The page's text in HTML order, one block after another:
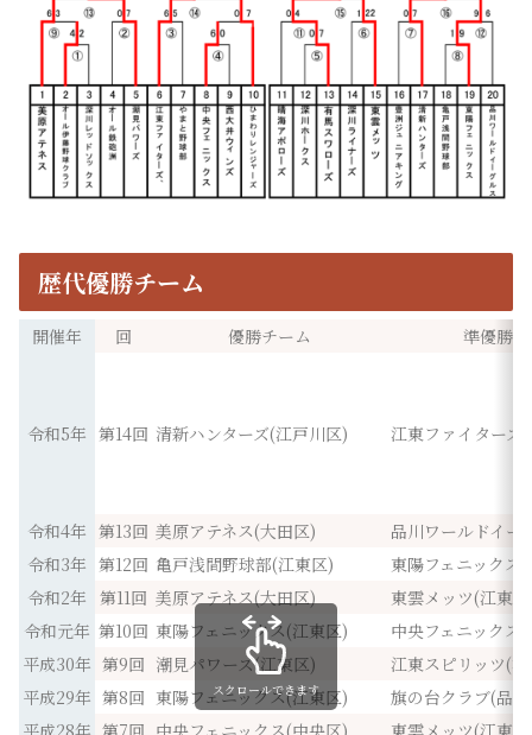
歴代優勝チーム
開催年 回 優勝チーム 準優勝
令和5年 第14回 清新ハンターズ(江戸川区) 江東ファイターズ
令和4年 第13回 美原アテネス(大田区)
品川ワールドイー
令和3年 第12回 亀戸浅間野球部(江東区)
東陽フェニックス
令和2年 第11回 美原アテネス(大田区)
東雲メッツ(江東
令和元年 第10回 東陽フェニックス(江東区)
中央フェニックス
平成30年 第9回 潮見パワーズ(江東区)
江東スピリッツ(
平成29年 第8回 東陽フェニックス(江東区)
旗の台クラブ(品
スクロールできます